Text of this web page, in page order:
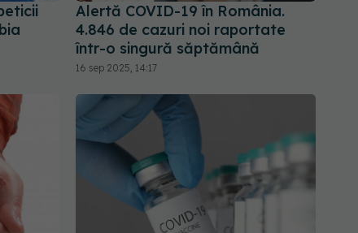
Alertă COVID-19 în România.
4.846 de cazuri noi raportate
într-o singură săptămână
16 sep 2025, 14:17